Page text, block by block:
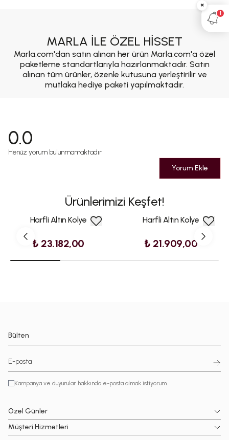
MARLA İLE ÖZEL HİSSET
Marla.com'dan satın alınan her ürün Marla.com'a özel
paketleme standartlarıyla hazırlanmaktadır. Satın
alınan tüm ürünler, özenle kutusuna yerleştirilir ve
mutlaka hediye paketi yapılmaktadır.
0.0
Henüz yorum bulunmamaktadır
Yorum Ekle
Ürünlerimizi Keşfet!
Harfli Altın Kolye
₺ 23.182,00
Harfli Altın Kolye
₺ 21.909,00
Bülten
Kampanya ve duyurular hakkında e-posta almak istiyorum.
Özel Günler
Müşteri Hizmetleri
×
1